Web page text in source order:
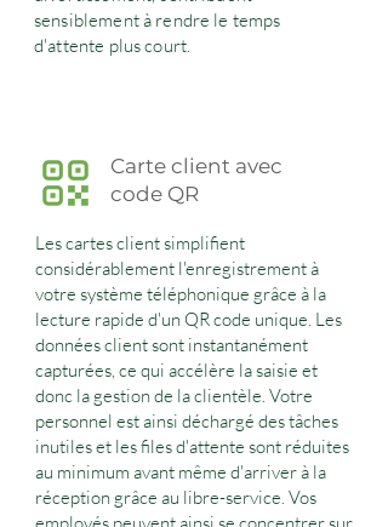
sensiblement à rendre le temps
d'attente plus court.
Carte client avec
code QR
Les cartes client simplifient
considérablement l'enregistrement à
votre système téléphonique grâce à la
lecture rapide d'un QR code unique. Les
données client sont instantanément
capturées, ce qui accélère la saisie et
donc la gestion de la clientèle. Votre
personnel est ainsi déchargé des tâches
inutiles et les files d'attente sont réduites
au minimum avant même d'arriver à la
réception grâce au libre-service. Vos